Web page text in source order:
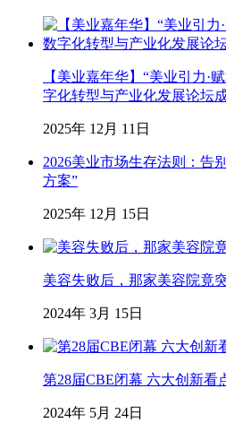
【美业嘉年华】“美业引力·
字化转型与产业化发展论坛
2025年 12月 11日
2026美业市场生存法则：告
方案”
2025年 12月 15日
美容失败后，那家美容院竟
2024年 3月 15日
第28届CBE闭幕 六大创新看
2024年 5月 24日